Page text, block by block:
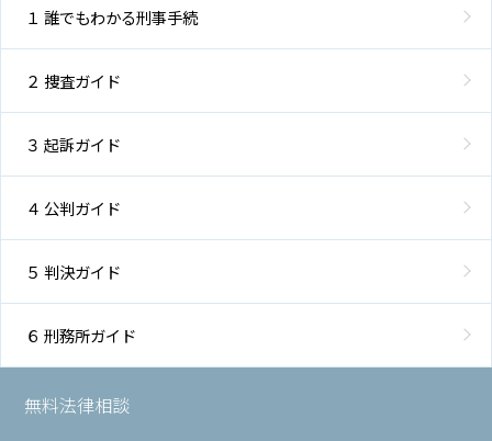
１ 誰でもわかる刑事手続
２ 捜査ガイド
３ 起訴ガイド
４ 公判ガイド
５ 判決ガイド
６ 刑務所ガイド
無料法律相談